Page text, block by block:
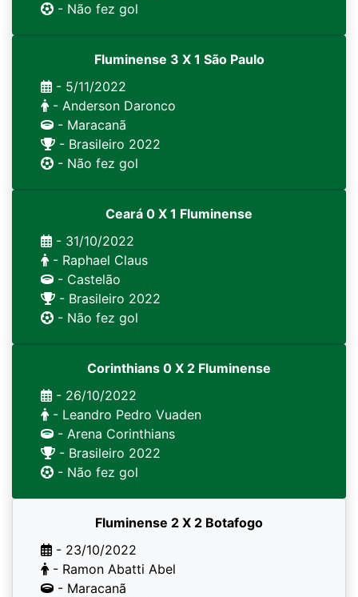
- Não fez gol
Fluminense 3 X 1 São Paulo
- 5/11/2022
- Anderson Daronco
- Maracanã
- Brasileiro 2022
- Não fez gol
Ceará 0 X 1 Fluminense
- 31/10/2022
- Raphael Claus
- Castelão
- Brasileiro 2022
- Não fez gol
Corinthians 0 X 2 Fluminense
- 26/10/2022
- Leandro Pedro Vuaden
- Arena Corinthians
- Brasileiro 2022
- Não fez gol
Fluminense 2 X 2 Botafogo
- 23/10/2022
- Ramon Abatti Abel
- Maracanã